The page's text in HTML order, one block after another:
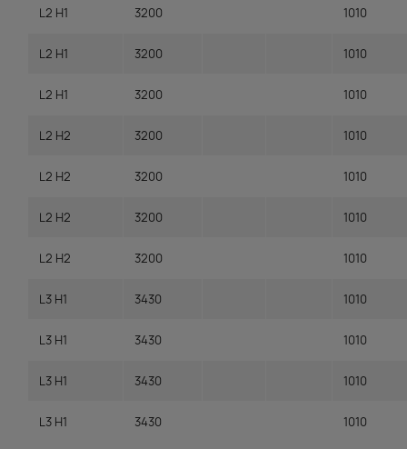
L2 H1 3200 1010
L2 H1 3200 1010
L2 H1 3200 1010
L2 H2 3200 1010
L2 H2 3200 1010
L2 H2 3200 1010
L2 H2 3200 1010
L3 H1 3430 1010
L3 H1 3430 1010
L3 H1 3430 1010
L3 H1 3430 1010